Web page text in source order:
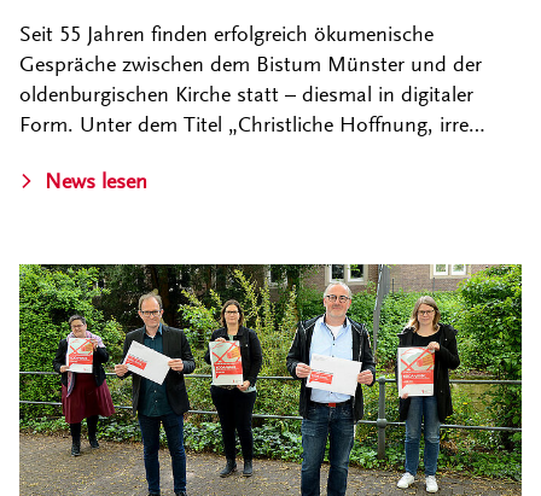
Seit 55 Jahren finden erfolgreich ökumenische
Gespräche zwischen dem Bistum Münster und der
oldenburgischen Kirche statt – diesmal in digitaler
Form. Unter dem Titel „Christliche Hoffnung, irre…
News lesen